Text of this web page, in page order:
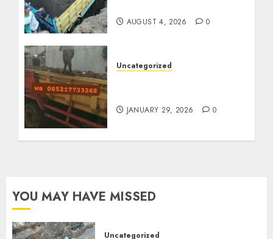
AUGUST 4, 2026 0
Uncategorized
JANUARY 29, 2026 0
YOU MAY HAVE MISSED
Uncategorized